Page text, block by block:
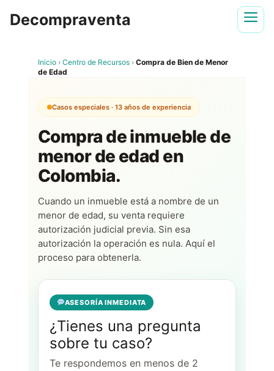
Decompraventa
Inicio › Centro de Recursos › Compra de Bien de Menor
de Edad
Casos especiales · 13 años de experiencia
Compra de inmueble de
menor de edad en
Colombia.
Cuando un inmueble está a nombre de un
menor de edad, su venta requiere
autorización judicial previa. Sin esa
autorización la operación es nula. Aquí el
proceso para obtenerla.
ASESORÍA INMEDIATA
¿Tienes una pregunta
sobre tu caso?
Te respondemos en menos de 2